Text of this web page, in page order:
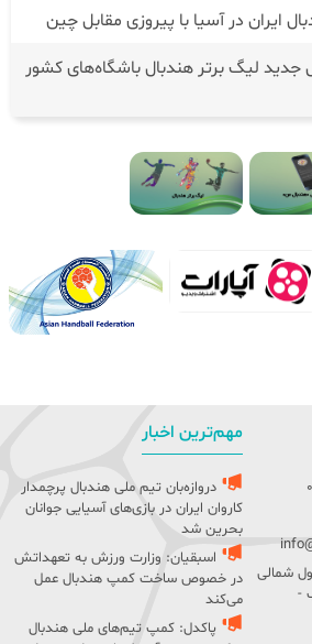
ایران در آسیا با پیروزی مقابل چین
لیگ برتر هندبال باشگاه‌های کشور
شمالی
-
مهم‌ترین اخبار
دروازه‌بان تیم ملی هندبال پرچمدار
کاروان ایران در بازی‌های آسیایی جوانان
بحرین شد
اسبقیان: وزارت ورزش به تعهداتش
در خصوص ساخت کمپ هندبال عمل
می‌کند
پاکدل: کمپ تیم‌های ملی هندبال